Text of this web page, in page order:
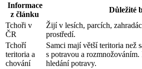
Informace
z článku
Důležité
Tchoři v
ČR
Žijí v lesích, parcích,
prostředí.
Tchoří
teritoria a
chování
Samci mají větší teritoria než
s potravou a rozmnožováním.
hledání potravy.